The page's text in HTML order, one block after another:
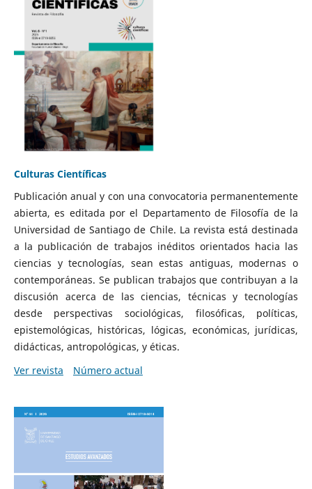
Culturas Científicas
Publicación anual y con una convocatoria permanentemente
abierta, es editada por el Departamento de Filosofía de la
Universidad de Santiago de Chile. La revista está destinada
a la publicación de trabajos inéditos orientados hacia las
ciencias y tecnologías, sean estas antiguas, modernas o
contemporáneas. Se publican trabajos que contribuyan a la
discusión acerca de las ciencias, técnicas y tecnologías
desde perspectivas sociológicas, filosóficas, políticas,
epistemológicas, históricas, lógicas, económicas, jurídicas,
didácticas, antropológicas, y éticas.
Ver revista
Número actual